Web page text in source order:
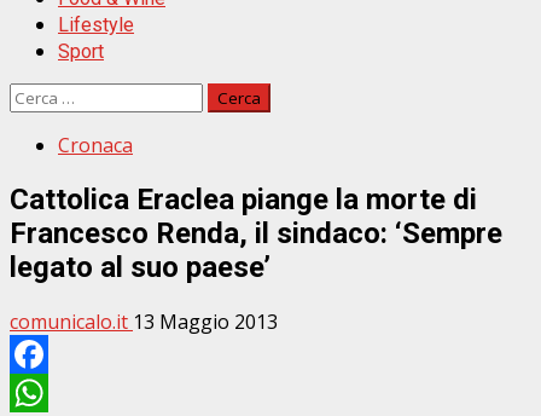
Lifestyle
Sport
Ricerca
Cronaca
Cattolica Eraclea piange la morte di
Francesco Renda, il sindaco: ‘Sempre
legato al suo paese’
comunicalo.it 13 Maggio 2013
Facebook